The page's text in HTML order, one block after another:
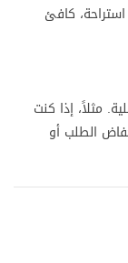
كافئ
مثلاً، إذا كنت
الطلب أو